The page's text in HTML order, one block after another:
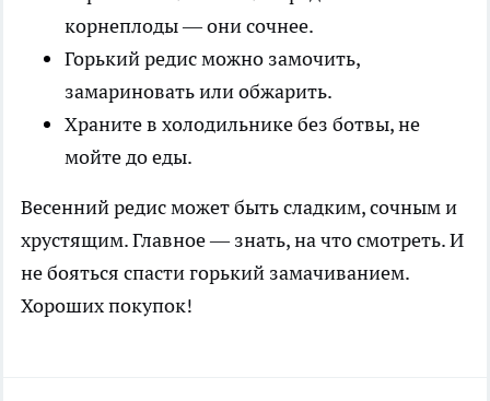
корнеплоды — они сочнее.
Горький редис можно замочить,
замариновать или обжарить.
Храните в холодильнике без ботвы, не
мойте до еды.
Весенний редис может быть сладким, сочным и
хрустящим. Главное — знать, на что смотреть. И
не бояться спасти горький замачиванием.
Хороших покупок!